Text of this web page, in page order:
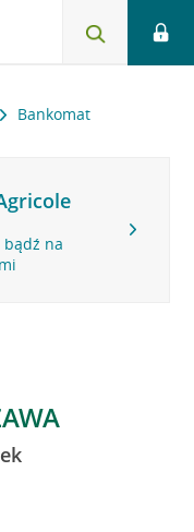
Bankomat
bądź na